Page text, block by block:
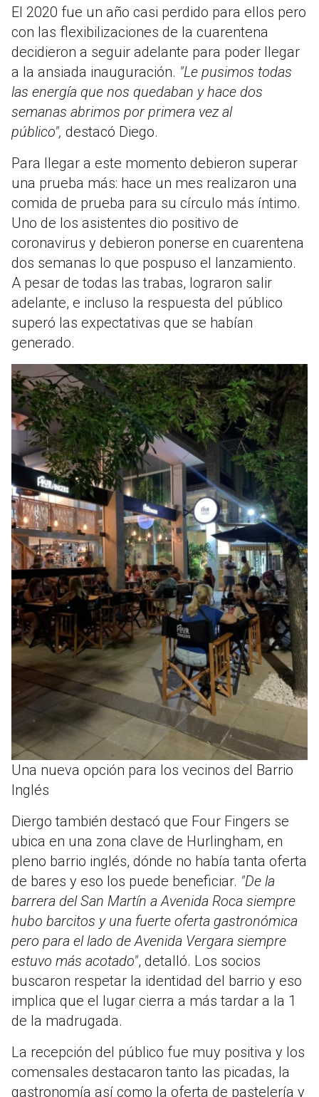
El 2020 fue un año casi perdido para ellos pero
con las flexibilizaciones de la cuarentena
decidieron a seguir adelante para poder llegar
a la ansiada inauguración. "Le pusimos todas
las energía que nos quedaban y hace dos
semanas abrimos por primera vez al
público", destacó Diego.
Para llegar a este momento debieron superar
una prueba más: hace un mes realizaron una
comida de prueba para su círculo más íntimo.
Uno de los asistentes dio positivo de
coronavirus y debieron ponerse en cuarentena
dos semanas lo que pospuso el lanzamiento.
A pesar de todas las trabas, lograron salir
adelante, e incluso la respuesta del público
superó las expectativas que se habían
generado.
Una nueva opción para los vecinos del Barrio
Inglés
Diergo también destacó que Four Fingers se
ubica en una zona clave de Hurlingham, en
pleno barrio inglés, dónde no había tanta oferta
de bares y eso los puede beneficiar. "De la
barrera del San Martín a Avenida Roca siempre
hubo barcitos y una fuerte oferta gastronómica
pero para el lado de Avenida Vergara siempre
estuvo más acotado", detalló. Los socios
buscaron respetar la identidad del barrio y eso
implica que el lugar cierra a más tardar a la 1
de la madrugada.
La recepción del público fue muy positiva y los
comensales destacaron tanto las picadas, la
gastronomía así como la oferta de pastelería y